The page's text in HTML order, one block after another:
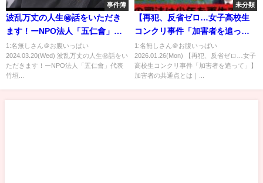
事件簿
波乱万丈の人生㊙話をいただき
ます！ーNPO法人「五仁會」代
表 竹垣悟 の【極メシ】
1:名無しさん＠お腹いっぱい
2024.03.20(Wed) 波乱万丈の人生㊙話をい
ただきます！ーNPO法人「五仁會」代表
竹垣...
未分類
【再犯、反省ゼロ…女子高校生
コンクリ事件「加害者を追っ
て」】加害者の共通点とは｜主
犯格が築いた疑似家族｜加害者
の母は「他人事」｜刑務所と少
化が再犯を防ぐのか【山﨑裕
1:名無しさん＠お腹いっぱい
2026.01.26(Mon) 【再犯、反省ゼロ…女子
高校生コンクリ事件「加害者を追って」】
加害者の共通点とは｜...